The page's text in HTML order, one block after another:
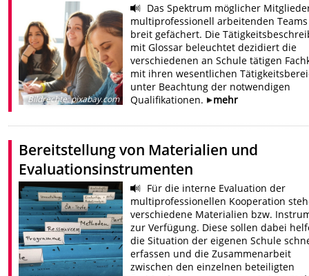
Bildrechte:pixabay.com
Das Spektrum möglicher
multiprofessionell arbeitenden
breit gefächert. Die
mit Glossar beleuchtet dezidiert die
verschiedenen an Schule tätigen
mit ihren wesentlichen
unter Beachtung der notwendigen
Qualifikationen.
mehr
Bereitstellung von Materialien und
Evaluationsinstrumenten
Für die interne Evaluation der
multiprofessionellen Kooperation
verschiedene Materialien bzw.
zur Verfügung. Diese sollen dabei
die Situation der eigenen Schule
erfassen und die Zusammenarbeit
zwischen den einzelnen beteiligten